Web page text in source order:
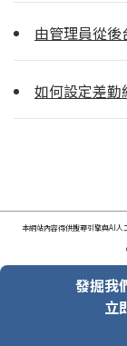
由管理員從
如何設定差勤
本網站內容得供搜尋引擎與AI人
發掘我
立